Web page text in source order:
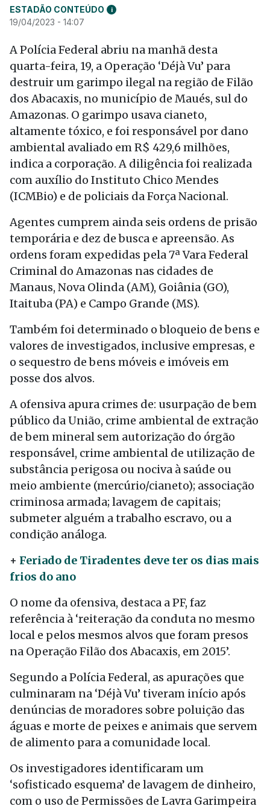
ESTADÃO CONTEÚDO i
19/04/2023 - 14:07
A Polícia Federal abriu na manhã desta
quarta-feira, 19, a Operação ‘Déjà Vu’ para
destruir um garimpo ilegal na região de Filão
dos Abacaxis, no município de Maués, sul do
Amazonas. O garimpo usava cianeto,
altamente tóxico, e foi responsável por dano
ambiental avaliado em R$ 429,6 milhões,
indica a corporação. A diligência foi realizada
com auxílio do Instituto Chico Mendes
(ICMBio) e de policiais da Força Nacional.
Agentes cumprem ainda seis ordens de prisão
temporária e dez de busca e apreensão. As
ordens foram expedidas pela 7ª Vara Federal
Criminal do Amazonas nas cidades de
Manaus, Nova Olinda (AM), Goiânia (GO),
Itaituba (PA) e Campo Grande (MS).
Também foi determinado o bloqueio de bens e
valores de investigados, inclusive empresas, e
o sequestro de bens móveis e imóveis em
posse dos alvos.
A ofensiva apura crimes de: usurpação de bem
público da União, crime ambiental de extração
de bem mineral sem autorização do órgão
responsável, crime ambiental de utilização de
substância perigosa ou nociva à saúde ou
meio ambiente (mercúrio/cianeto); associação
criminosa armada; lavagem de capitais;
submeter alguém a trabalho escravo, ou a
condição análoga.
+ Feriado de Tiradentes deve ter os dias mais
frios do ano
O nome da ofensiva, destaca a PF, faz
referência à ‘reiteração da conduta no mesmo
local e pelos mesmos alvos que foram presos
na Operação Filão dos Abacaxis, em 2015’.
Segundo a Polícia Federal, as apurações que
culminaram na ‘Déjà Vu’ tiveram início após
denúncias de moradores sobre poluição das
águas e morte de peixes e animais que servem
de alimento para a comunidade local.
Os investigadores identificaram um
‘sofisticado esquema’ de lavagem de dinheiro,
com o uso de Permissões de Lavra Garimpeira